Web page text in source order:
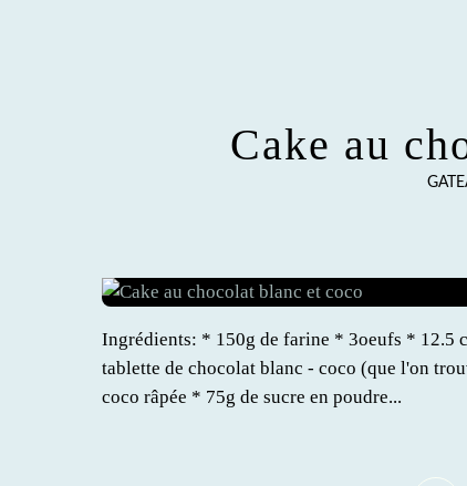
Cake au
Ingrédients: * 150g de farine * 3oeufs * 12.5
tablette de chocolat blanc - coco (que l'on
coco râpée * 75g de sucre en poudre...